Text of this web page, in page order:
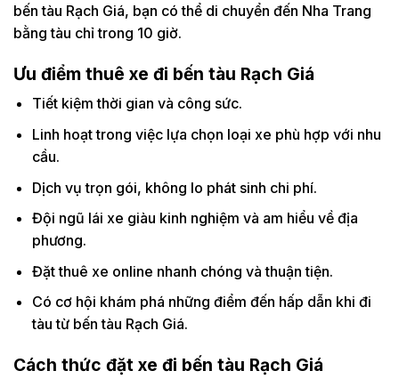
bến tàu Rạch Giá, bạn có thể di chuyển đến Nha Trang
bằng tàu chỉ trong 10 giờ.
Ưu điểm thuê xe đi bến tàu Rạch Giá
Tiết kiệm thời gian và công sức.
Linh hoạt trong việc lựa chọn loại xe phù hợp với nhu
cầu.
Dịch vụ trọn gói, không lo phát sinh chi phí.
Đội ngũ lái xe giàu kinh nghiệm và am hiểu về địa
phương.
Đặt thuê xe online nhanh chóng và thuận tiện.
Có cơ hội khám phá những điểm đến hấp dẫn khi đi
tàu từ bến tàu Rạch Giá.
Cách thức đặt xe đi bến tàu Rạch Giá